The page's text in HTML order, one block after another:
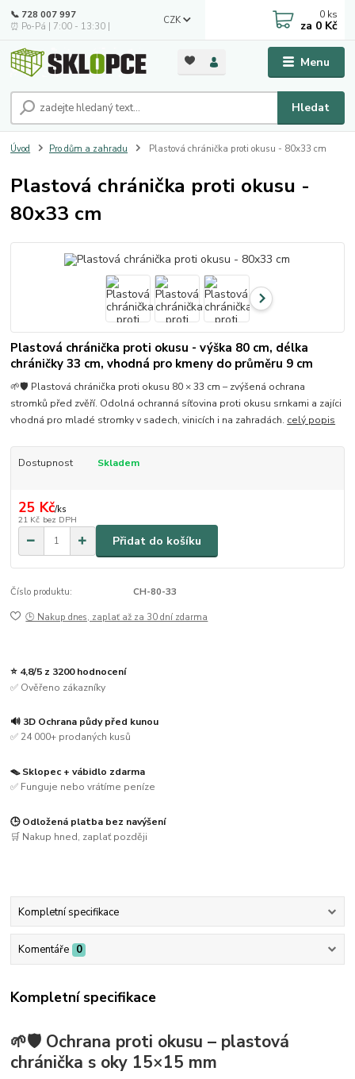
Menu
CZK
Hledat
📞 728 007 997
⏰ Po-Pá | 7:00 - 13:30 |
0 ks
za 0 Kč
Úvod Pro dům a zahradu Plastová chránička proti okusu - 80x33 cm
Plastová chránička proti okusu -
80x33 cm
Plastová chránička proti okusu - výška 80 cm, délka
chráničky 33 cm, vhodná pro kmeny do průměru 9 cm
🌱🛡️ Plastová chránička proti okusu 80 × 33 cm – zvýšená ochrana
stromků před zvěří. Odolná ochranná síťovina proti okusu srnkami a zajíci
vhodná pro mladé stromky v sadech, vinicích i na zahradách. celý popis
Dostupnost Skladem
25 Kč/ks
21 Kč bez DPH
Přidat do košíku
Číslo produktu: CH-80-33
🕒 Nakup dnes, zaplať až za 30 dní zdarma
⭐ 4,8/5 z 3200 hodnocení
✅ Ověřeno zákazníky
🔊 3D Ochrana půdy před kunou
✅ 24 000+ prodaných kusů
🪤 Sklopec + vábidlo zdarma
✅ Funguje nebo vrátíme peníze
🕒 Odložená platba bez navýšení
🛒 Nakup hned, zaplať později
Kompletní specifikace
Komentáře 0
Kompletní specifikace
🌱🛡️ Ochrana proti okusu – plastová
chránička s oky 15×15 mm